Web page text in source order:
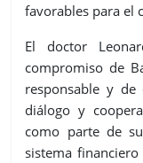
favorables para el
El doctor
compromiso de
responsable y de
diálogo y
como parte de
sistema